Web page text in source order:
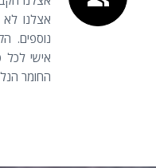
נוספים.
אישי לכל
החומר